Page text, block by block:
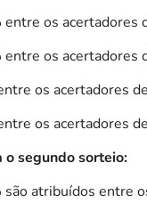
os acertadores
os acertadores
os acertadores
os acertadores
o segundo sorteio:
atribuídos entre